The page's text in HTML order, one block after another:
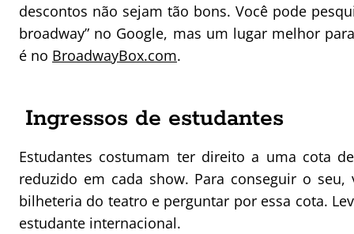
descontos não sejam tão bons. Você pode
broadway” no Google, mas um lugar melhor
é no BroadwayBox.com.
Ingressos de estudantes
Estudantes costumam ter direito a uma cota
reduzido em cada show. Para conseguir o
bilheteria do teatro e perguntar por essa cota.
estudante internacional.